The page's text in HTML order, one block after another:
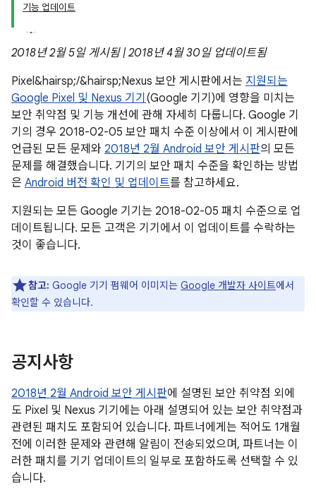
기능 업데이트
2018년 2월 5일 게시됨 | 2018년 4월 30일 업데이트됨
Pixel&hairsp;/&hairsp;Nexus 보안 게시판에서는 지원되는
Google Pixel 및 Nexus 기기 (Google 기기)에 영향을 미치는
보안 취약점 및 기능 개선에 관해 자세히 다룹니다. Google 기
기의 경우 2018-02-05 보안 패치 수준 이상에서 이 게시판에
언급된 모든 문제와 2018년 2월 Android 보안 게시판의 모든
문제를 해결했습니다. 기기의 보안 패치 수준을 확인하는 방법
은 Android 버전 확인 및 업데이트를 참고하세요.
지원되는 모든 Google 기기는 2018-02-05 패치 수준으로 업
데이트됩니다. 모든 고객은 기기에서 이 업데이트를 수락하는
것이 좋습니다.
참고: Google 기기 펌웨어 이미지는 Google 개발자 사이트에서
확인할 수 있습니다.
공지사항
2018년 2월 Android 보안 게시판에 설명된 보안 취약점 외에
도 Pixel 및 Nexus 기기에는 아래 설명되어 있는 보안 취약점과
관련된 패치도 포함되어 있습니다. 파트너에게는 적어도 1개월
전에 이러한 문제와 관련해 알림이 전송되었으며, 파트너는 이
러한 패치를 기기 업데이트의 일부로 포함하도록 선택할 수 있
습니다.